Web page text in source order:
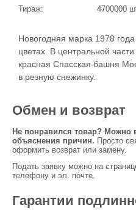
Тираж: 4700000
Новогодняя марка 1978
цветах. В центральной
красная Спасская башня
в резную снежинку.
Обмен и возврат
Не понравился товар? Можно
объяснения причин. Просто
оформить возврат или замену.
Подать заявку можно на
телефону и эл. почте.
Гарантии